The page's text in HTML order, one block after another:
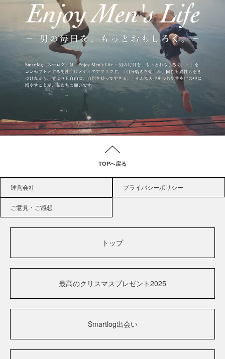
TOPへ戻る
運営会社 プライバシーポリシー
ご意見・ご感想
トップ
最高のクリスマスプレゼント2025
Smartlog出会い